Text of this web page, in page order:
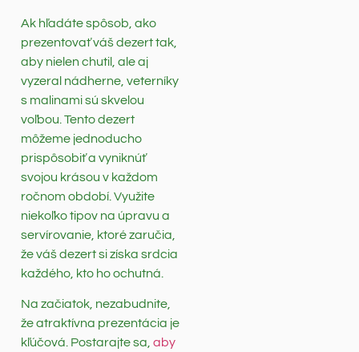
Ak hľadáte spôsob, ako
prezentovať váš dezert tak,
aby nielen chutil, ale aj
vyzeral nádherne, veterníky
s malinami sú skvelou
voľbou. Tento dezert
môžeme jednoducho
prispôsobiť a vyniknúť
svojou krásou v každom
ročnom období. Využite
niekoľko tipov na úpravu a
servírovanie, ktoré zaručia,
že váš dezert si získa srdcia
každého, kto ho ochutná.
Na začiatok, nezabudnite,
že atraktívna prezentácia je
kľúčová. Postarajte sa, aby